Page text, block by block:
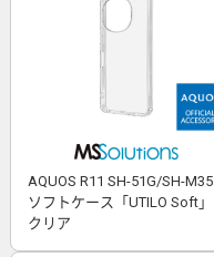
AQUOS R11 SH-51G/SH-M35
ソフトケース「UTILO Soft」
クリア